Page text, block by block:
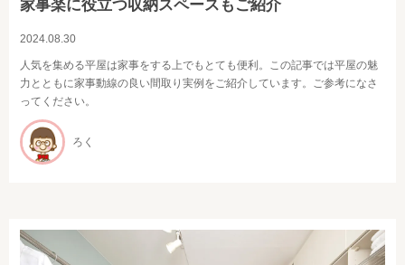
家事楽に役立つ収納スペースもご紹介
2024.08.30
人気を集める平屋は家事をする上でもとても便利。この記事では平屋の魅
力とともに家事動線の良い間取り実例をご紹介しています。ご参考になさ
ってください。
ろく